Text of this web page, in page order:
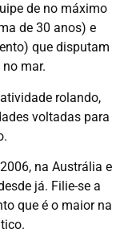
de no máximo
de 30 anos) e
que disputam
mar.
rolando,
voltadas para
na Austrália e
já. Filie-se a
que é o maior na